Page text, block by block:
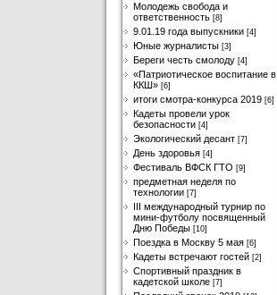
Молодежь свобода и
ответственность [8]
9.01.19 года выпускники [4]
Юные журналисты [3]
Береги честь смолоду [4]
«Патриотическое воспитание в
ККШ» [6]
итоги смотра-конкурса 2019 [6]
Кадеты провели урок
безопасности [4]
Экологический десант [7]
День здоровья [4]
Фестиваль ВФСК ГТО [9]
предметная неделя по
технологии [7]
III международный турнир по
мини-футболу посвященный
Дню Победы [10]
Поездка в Москву 5 мая [6]
Кадеты встречают гостей [2]
Спортивный праздник в
кадетской школе [7]